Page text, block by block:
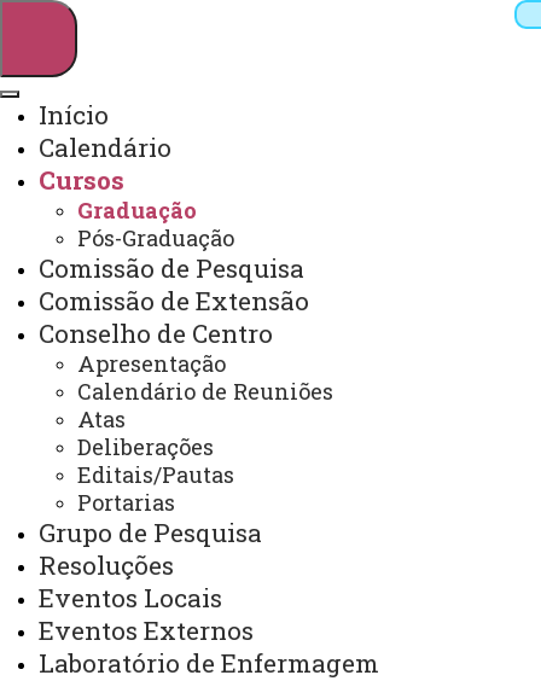
Webmail Sistemas
Arquivo Virtual
Campus
Início
Calendário
Cursos
Graduação
Pós-Graduação
Comissão de Pesquisa
Comissão de Extensão
Conselho de Centro
Apresentação
Calendário de Reuniões
Atas
Deliberações
Editais/Pautas
Portarias
Grupo de Pesquisa
Resoluções
Eventos Locais
Eventos Externos
Laboratório de Enfermagem
Graduação
Curso de Enfermagem